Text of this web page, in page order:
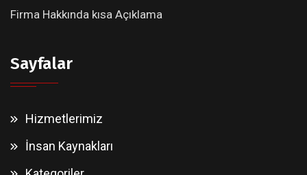
Firma Hakkında kısa Açıklama
Sayfalar
Hizmetlerimiz
İnsan Kaynakları